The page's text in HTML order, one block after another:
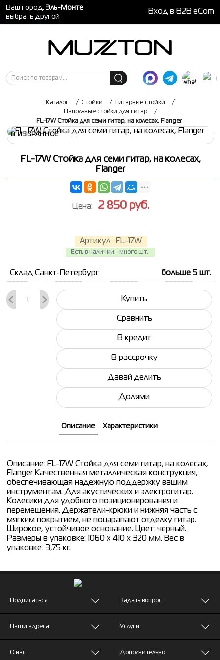
Ваш город: Эль-Монте
выбрать другой
Вход в B2B eCom
Каталог / Стойки / Гитарные стойки
/
Напольные стойки для гитар
/
FL-17W Стойка для семи гитар, на колесах, Flanger
В ИЗБРАННОЕ
FL-17W Стойка для семи гитар, на колесах,
Flanger
Артикул: FL-17W
Есть в наличии: много шт.
Цена: 2 850 руб.
Склад Санкт-Петербург больше 5 шт.
Купить
Сравнить
В кредит
В рассрочку
Давай делить
Долями
Описание Характеристики
Описание: FL-17W Стойка для семи гитар, на колесах,
Flanger Качественная металлическая конструкция,
обеспечивающая надежную поддержку вашим
инструментам. Для акустических и электрогитар.
Колесики для удобного позиционирования и
перемещения. Держатели-крюки и нижняя часть с
мягким покрытием, не поцарапают отделку гитар.
Широкое, устойчивое основание. Цвет: черный.
Размеры в упаковке: 1060 х 410 х 320 мм. Вес в
упаковке: 3,75 кг.
Подписаться
Наши адреса
О нас
Задать вопрос
Услуги
Дополнительно